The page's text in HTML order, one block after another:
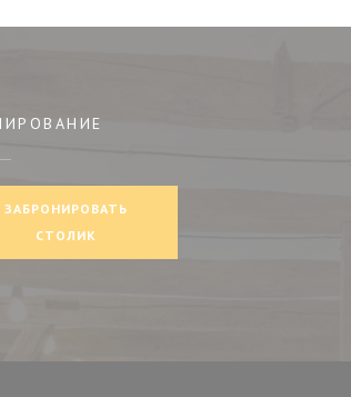
окне))
ЗАБРОНИРОВАТЬ
СТОЛИК